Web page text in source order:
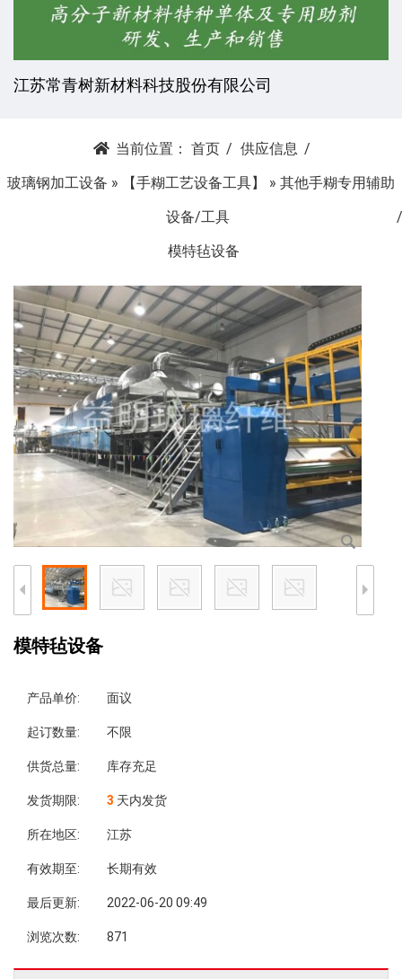
江苏常青树新材料科技股份有限公司
当前位置： 首页
供应信息
玻璃钢加工设备 » 【手糊工艺设备工具】 » 其他手糊专用辅助
设备/工具
模特毡设备
模特毡设备
产品单价: 面议
起订数量: 不限
供货总量: 库存充足
发货期限: 3 天内发货
所在地区: 江苏
有效期至: 长期有效
最后更新: 2022-06-20 09:49
浏览次数: 871